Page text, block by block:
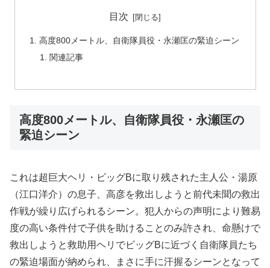
目次
高度800メートル、自衛隊員役・永瀬匡の緊迫シーン
関連記事
高度800メートル、自衛隊員役・永瀬匡の
緊迫シーン
これは超巨大ヘリ・ビッグBに取り残された主人公・湯原
（江口洋介）の息子、高彦を救出しようと前代未聞の救出
作戦が繰り広げられるシーン。犯人からの声明により難易
度の高い条件付で子供を助けることのみ許され、命懸けで
救出しようと救助用ヘリでビッグBに近づく自衛隊員たち
の緊迫場面が納められ、まさに手に汗握るシーンとなって